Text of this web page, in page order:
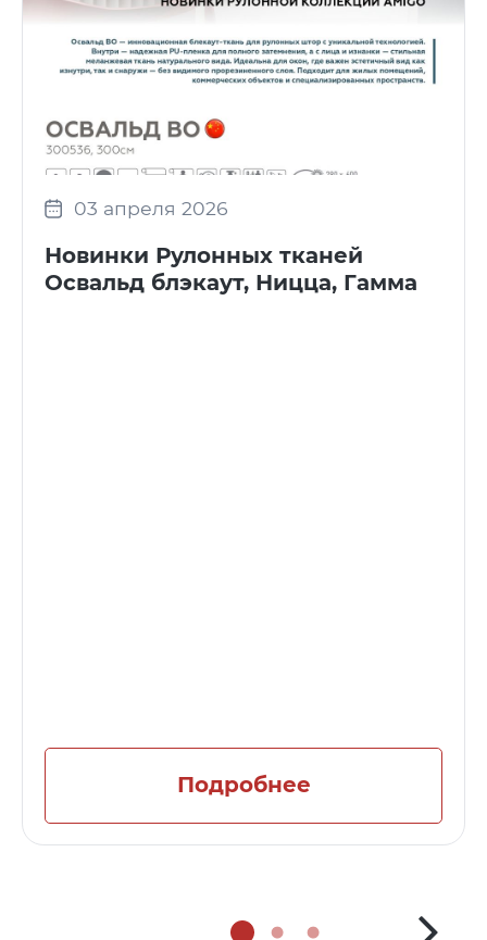
03 апреля 2026
Новинки Рулонных тканей
Освальд блэкаут, Ницца, Гамма
Подробнее